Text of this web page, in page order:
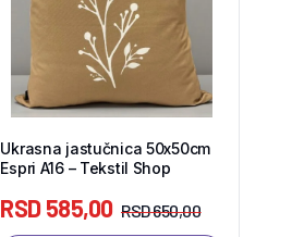
Ukrasna jastučnica 50x50cm
Espri A16 – Tekstil Shop
RSD650,00
RSD585,00